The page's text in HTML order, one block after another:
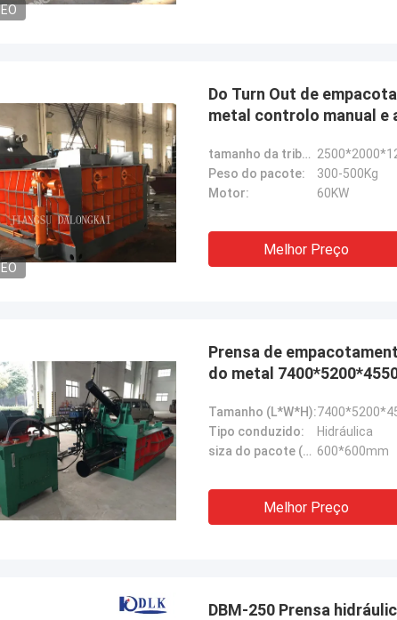
Do Turn Out de
metal controlo manual e
tamanho da tribuna de imprensa:
Peso do pacote:
300-500Kg
Motor:
60KW
Melhor Preço
Prensa de
do metal
Tamanho (L*W*H):
Tipo conduzido:
Hidráulica
siza do pacote (W*H): 600*600mm
Melhor Preço
DBM-250 Prensa